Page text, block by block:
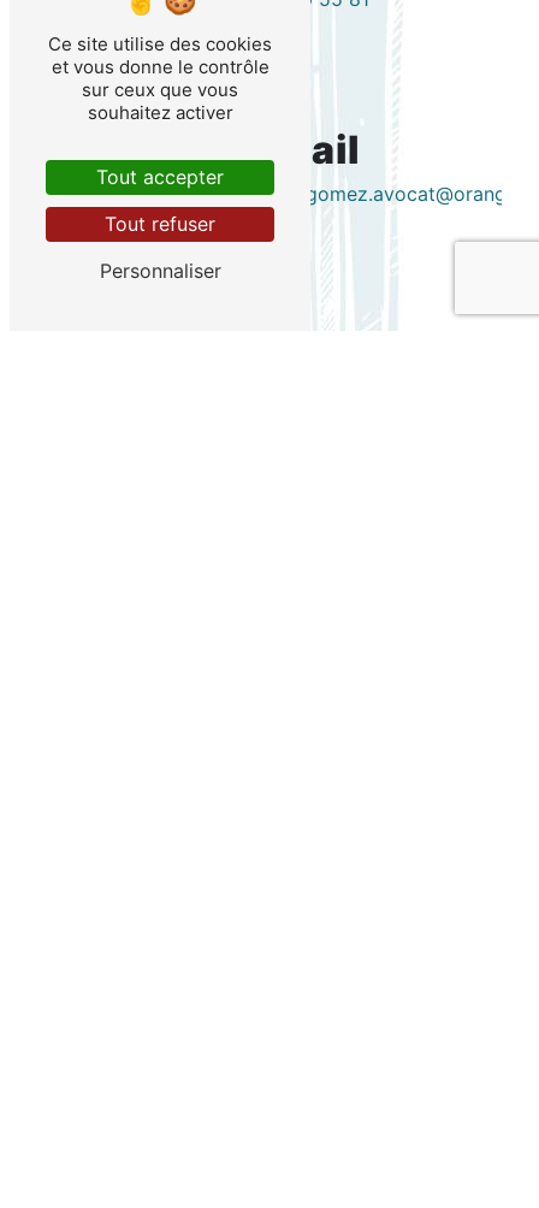
E-mail
v.garcia.gomez.avocat@orange.fr
Ce site utilise des cookies
et vous donne le contrôle
sur ceux que vous
souhaitez activer
Tout accepter
Tout refuser
Personnaliser